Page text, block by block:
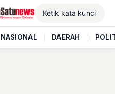
NASIONAL DAERAH